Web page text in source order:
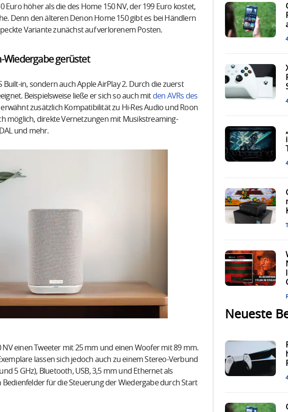
Euro höher als die des Home 150 NV, der 199 Euro kostet,
Denn den älteren Denon Home 150 gibt es bei Händlern
Variante zunächst auf verlorenem Posten.
Wiedergabe gerüstet
in, sondern auch Apple AirPlay 2. Durch die zuerst
Beispielsweise ließe er sich so auch mit den AVRs des
zusätzlich Kompatibilität zu Hi-Res Audio und Roon
möglich, direkte Vernetzungen mit Musikstreaming-
und mehr.
einen Tweeter mit 25 mm und einen Woofer mit 89 mm.
lassen sich jedoch auch zu einem Stereo-Verbund
5 GHz), Bluetooth, USB, 3,5 mm und Ethernet als
für die Steuerung der Wiedergabe durch Start
Neueste